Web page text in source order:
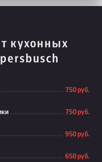
кухонных
750 руб.
750 руб.
950 руб.
650 руб.